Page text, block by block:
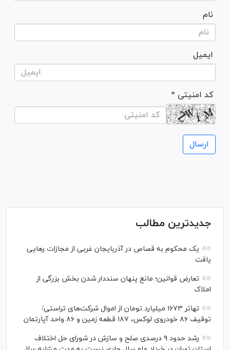
نام
ایمیل
* کد امنیتی
جدیدترین مطالب
یک محکوم به قصاص در آذربایجان‌ غربی از مجازات رهایی
یافت
تعارض قوانین؛ مانع پنهان سنددار شدن بخش بزرگی از
املاک
تهاتر ۱۶۷۳ میلیارد تومان از اموال شرکت‌های تراستی/
توقیف ۸۶ خودروی لوکس، ۱۸۷ قطعه زمین و ۸۶ واحد آپارتمان
رشد حدود ۹ درصدی صلح و سازش در شورای حل اختلاف